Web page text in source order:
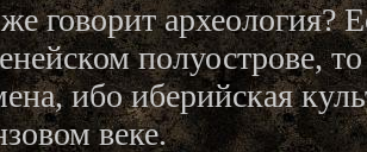
говорит
полуострове,
ибо иберийская
веке.